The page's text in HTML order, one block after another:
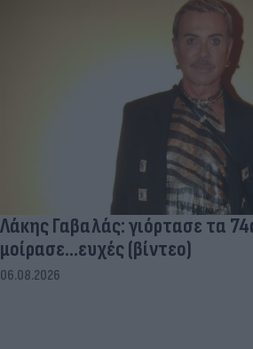
Λάκης Γαβαλάς: γιόρτασε τα
μοίρασε...ευχές (βίντεο)
06.08.2026